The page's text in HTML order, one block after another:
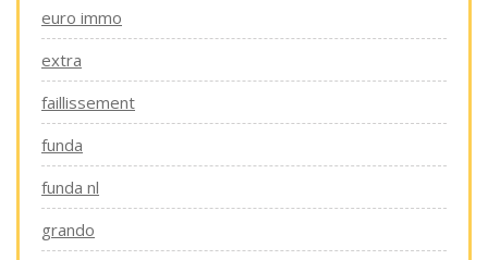
euro immo
extra
faillissement
funda
funda nl
grando